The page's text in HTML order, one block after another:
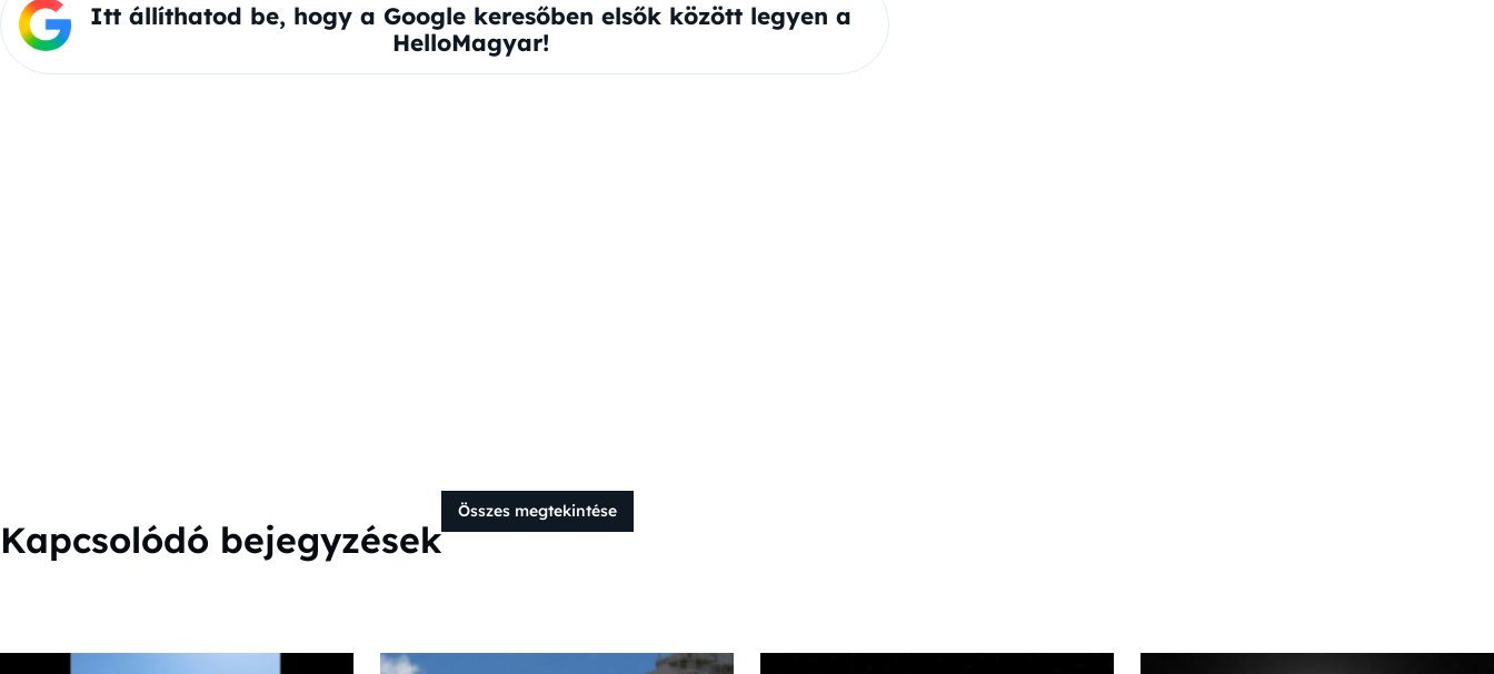
Itt állíthatod be, hogy a Google keresőben elsők között legyen a
HelloMagyar!
Kapcsolódó bejegyzések
Összes megtekintése